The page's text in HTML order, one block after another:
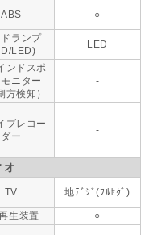
ABS ○
ランプ
LED)
LED
ンドスポ
ニター
方検知）
-
ブレコー
ダー
-
オ
TV 地ﾃﾞｼﾞ(ﾌﾙｾｸﾞ)
生装置
○